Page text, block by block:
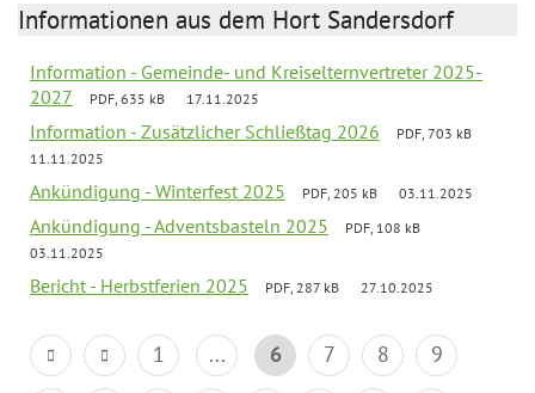
Informationen aus dem Hort Sandersdorf
Information - Gemeinde- und Kreiselternvertreter 2025-
2027
PDF, 635 kB 17.11.2025
Information - Zusätzlicher Schließtag 2026
PDF, 703 kB
11.11.2025
Ankündigung - Winterfest 2025 PDF, 205 kB 03.11.2025
Ankündigung - Adventsbasteln 2025
PDF, 108 kB
03.11.2025
Bericht - Herbstferien 2025 PDF, 287 kB 27.10.2025
1 ... 6 7 8
9